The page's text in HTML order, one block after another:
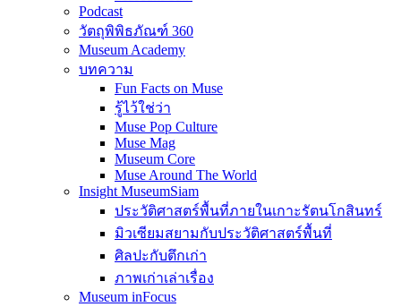
Podcast
วัตถุพิพิธภัณฑ์ 360
Museum Academy
บทความ
Fun Facts on Muse
รู้ไว้ใช่ว่า
Muse Pop Culture
Muse Mag
Museum Core
Muse Around The World
Insight MuseumSiam
ประวัติศาสตร์พื้นที่ภายในเกาะรัตนโกสินทร์
มิวเซียมสยามกับประวัติศาสตร์พื้นที่
ศิลปะกับตึกเก่า
ภาพเก่าเล่าเรื่อง
Museum inFocus